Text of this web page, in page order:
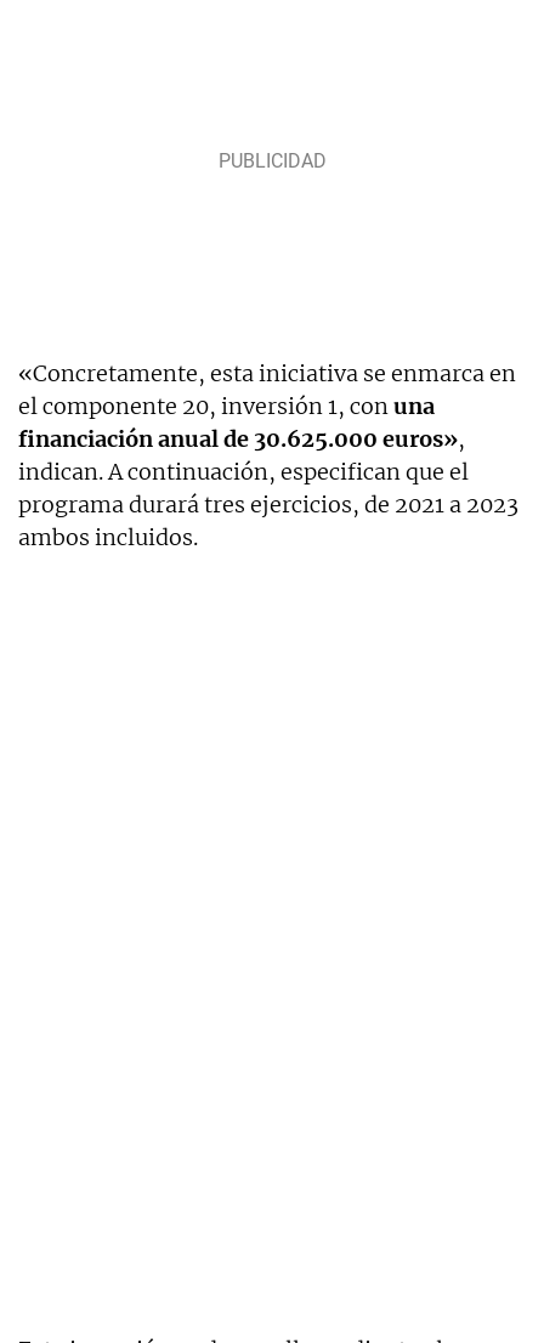
«Concretamente, esta iniciativa se enmarca en
el componente 20, inversión 1, conuna
financiación anual de 30.625.000 euros»,
indican. A continuación, especifican que el
programa durará tres ejercicios, de 2021 a 2023
ambos incluidos.